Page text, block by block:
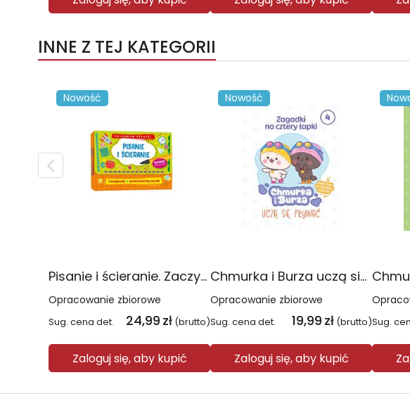
INNE Z TEJ KATEGORII
Nowość
Pisanie i ścieranie. Zaczynam szkołę!
Opracowanie zbiorowe
Sug. cena det. 24,99 zł (brutto)
Zaloguj się, aby kupić
Nowość
Chmurka i Burza uczą się pływać. Chmurka i Burza. Zagadki na cztery łapki
Opracowanie zbiorowe
Sug. cena det. 19,99 zł (brutto)
Zaloguj się, aby kupić
Sug.